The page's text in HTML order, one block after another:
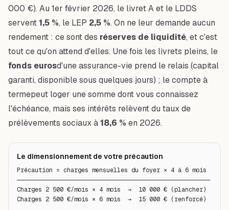
000 €). Au 1er février 2026, le livret A et le LDDS
servent1,5 %, le LEP 2,5 %. On ne leur demande aucun
rendement : ce sont des réserves de liquidité, et c'est
tout ce qu'on attend d'elles. Une fois les livrets pleins, le
fonds eurosd'une assurance-vie prend le relais (capital
garanti, disponible sous quelques jours) ; lecompte à
termepeut loger une somme dont vous connaissez
l'échéance, mais ses intérêts relèvent du taux de
prélèvements sociaux à18,6 % en 2026.
Le dimensionnement de votre précaution
Précaution = charges mensuelles du foyer × 4 à 6 mois
──────────────────────────────────────────────────────
Charges 2 500 €/mois × 4 mois  →  10 000 € (plancher)
Charges 2 500 €/mois × 6 mois  →  15 000 € (renforcé)